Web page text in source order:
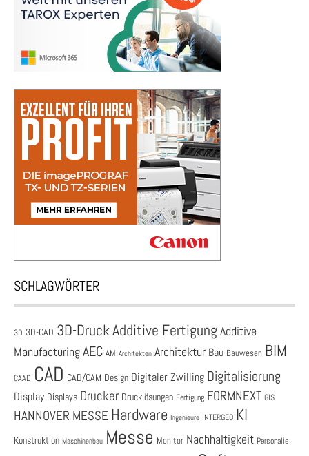
SCHLAGWÖRTER
3D 3D-CAD 3D-DruckAdditive Fertigung Additive
ManufacturingAEC AM Architekten Architektur Bau Bauwesen BIM
CAAD CAD CAD/CAM Design Digitaler Zwilling Digitalisierung
Display Displays Drucker Drucklösungen Fertigung FORMNEXT GIS
HANNOVER MESSE Hardware Ingenieure INTERGEO KI
Konstruktion Maschinenbau Messe Monitor Nachhaltigkeit Personalie